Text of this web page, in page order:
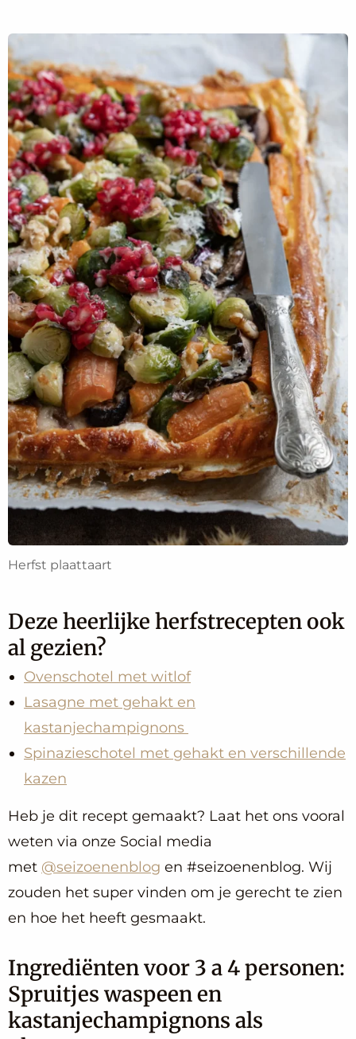
Herfst plaattaart
Deze heerlijke herfstrecepten ook
al gezien?
Ovenschotel met witlof
Lasagne met gehakt en
kastanjechampignons
Spinazieschotel met gehakt en verschillende
kazen
Heb je dit recept gemaakt? Laat het ons vooral
weten via onze Social media
met @seizoenenblog en #seizoenenblog. Wij
zouden het super vinden om je gerecht te zien
en hoe het heeft gesmaakt.
Ingrediënten voor 3 a 4 personen:
Spruitjes waspeen en
kastanjechampignons als